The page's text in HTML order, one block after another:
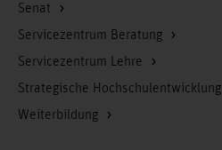
Senat
Servicezentrum Beratung
Servicezentrum Lehre
Strategische Hochschulentwicklung
Weiterbildung